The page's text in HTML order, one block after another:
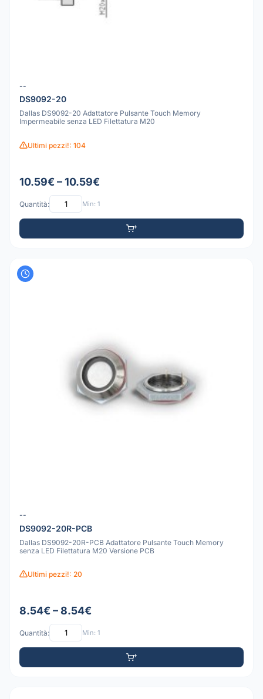
--
DS9092-20
Dallas DS9092-20 Adattatore Pulsante Touch Memory
Impermeabile senza LED Filettatura M20
Ultimi pezzi!: 104
10.59€ – 10.59€
Quantità: Min: 1
--
DS9092-20R-PCB
Dallas DS9092-20R-PCB Adattatore Pulsante Touch Memory
senza LED Filettatura M20 Versione PCB
Ultimi pezzi!: 20
8.54€ – 8.54€
Quantità: Min: 1